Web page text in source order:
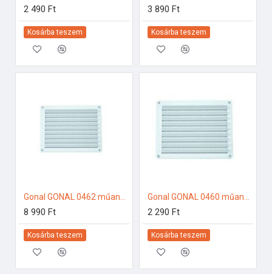
2 490 Ft
Kosárba teszem
3 890 Ft
Kosárba teszem
Gonal GONAL 0462 műanyag fix rács, 230x430 150-es páraelszívóhoz
8 990 Ft
Kosárba teszem
Gonal GONAL 0460 műanyag fix rács, 150x200 150-es páraelszívóhoz
2 290 Ft
Kosárba teszem